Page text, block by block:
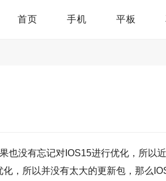
首页 手机 平板
也没有忘记对IOS15进行优化，所以
，所以并没有太大的更新包，那么